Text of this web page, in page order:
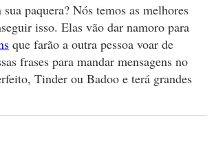
paquera? Nós temos as melhores
isso. Elas vão dar namoro para
que farão a outra pessoa voar de
frases para mandar mensagens no
Tinder ou Badoo e terá grandes